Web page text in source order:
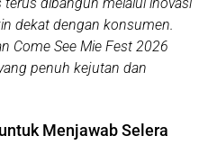
dekat dengan konsumen.
Come See Mie Fest 2026
penuh kejutan dan
Menjawab Selera